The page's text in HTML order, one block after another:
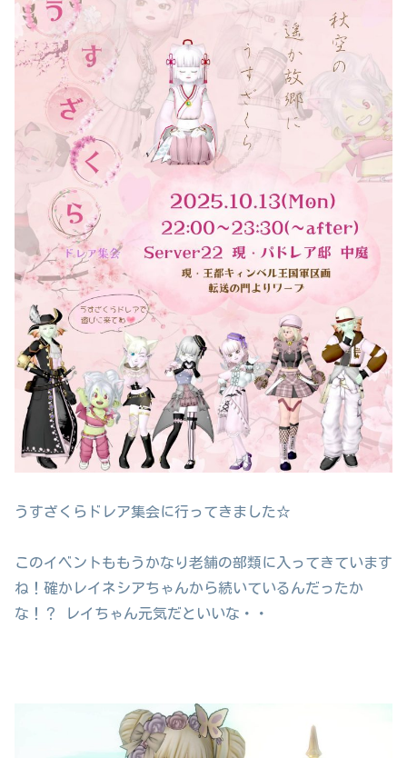
うすざくらドレア集会に行ってきました☆
このイベントももうかなり老舗の部類に入ってきています
ね！確かレイネシアちゃんから続いているんだったか
な！？ レイちゃん元気だといいな・・